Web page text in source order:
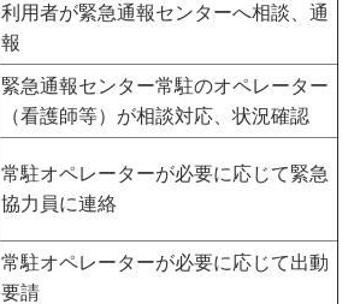
利用者が緊急通報センターへ相談、通
報
緊急通報センター常駐のオペレーター
（看護師等）が相談対応、状況確認
常駐オペレーターが必要に応じて緊急
協力員に連絡
常駐オペレーターが必要に応じて出動
要請